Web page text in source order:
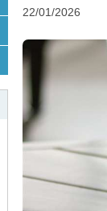
22/01/2026